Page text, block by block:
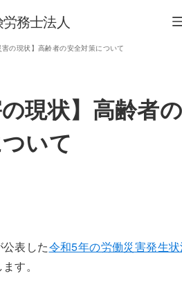
務士法人
害の現状】高齢者の安全対策について
の現状】高齢者
いて
表した令和5年の労働災害発生
す。